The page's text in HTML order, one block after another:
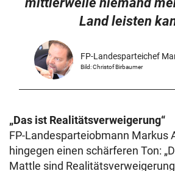
Land leisten
FP-Landesparteichef
Bild: Christof Birbaumer
„Das ist Realitätsverweigerung“
FP-Landesparteiobmann Markus
hingegen einen schärferen Ton:
Mattle sind